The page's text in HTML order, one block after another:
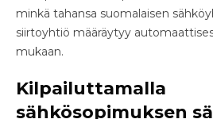
minkä tahansa suomalaisen
siirtoyhtiö määräytyy
mukaan.
Kilpailuttamalla
sähkösopimuksen